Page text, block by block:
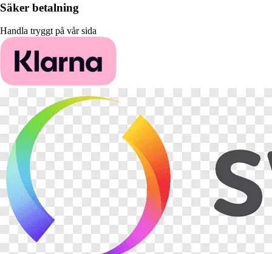
Säker betalning
Handla tryggt på vår sida